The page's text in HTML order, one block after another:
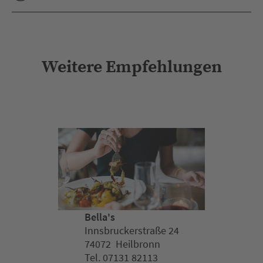
Weitere Empfehlungen
Bella's
Innsbruckerstraße 24
74072 Heilbronn
Tel. 07131 82113